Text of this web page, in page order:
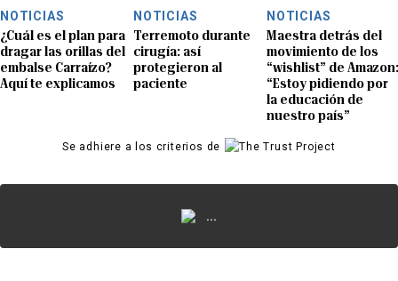
NOTICIAS
¿Cuál es el plan para
dragar las orillas del
embalse Carraízo?
Aquí te explicamos
NOTICIAS
Terremoto durante
cirugía: así
protegieron al
paciente
NOTICIAS
Maestra detrás del
movimiento de los
“wishlist” de Amazon:
“Estoy pidiendo por
la educación de
nuestro país”
Se adhiere a los criterios de
...